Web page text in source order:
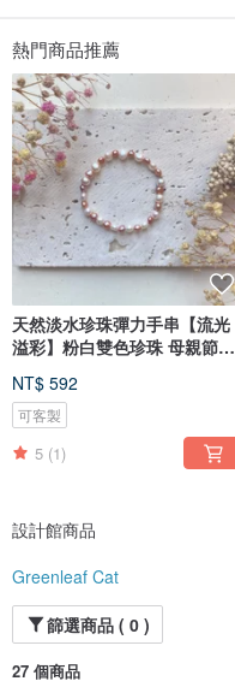
熱門商品推薦
天然淡水珍珠彈力手串【流光
溢彩】粉白雙色珍珠 母親節禮
NT$ 592
可客製
5 (1)
設計館商品
Greenleaf Cat
篩選商品 ( 0 )
27 個商品